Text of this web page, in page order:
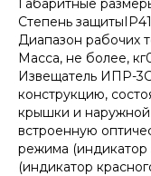
Габаритные
Степень защитыIP41
Диапазон рабочих
Масса, не более,
Извещатель ИПР-
конструкцию,
крышки и
встроенную
режима (индикатор
(индикатор